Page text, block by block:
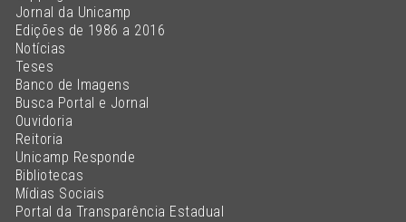
Jornal da Unicamp
Edições de 1986 a 2016
Notícias
Teses
Banco de Imagens
Busca Portal e Jornal
Ouvidoria
Reitoria
Unicamp Responde
Bibliotecas
Mídias Sociais
Portal da Transparência Estadual